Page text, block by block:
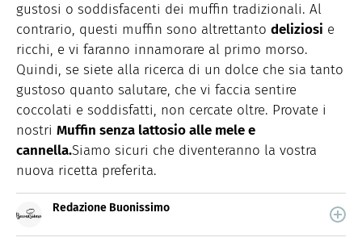
gustosi o soddisfacenti dei muffin tradizionali. Al
contrario, questi muffin sono altrettanto deliziosi e
ricchi, e vi faranno innamorare al primo morso.
Quindi, se siete alla ricerca di un dolce che sia tanto
gustoso quanto salutare, che vi faccia sentire
coccolati e soddisfatti, non cercate oltre. Provate i
nostri Muffin senza lattosio alle mele e
cannella.Siamo sicuri che diventeranno la vostra
nuova ricetta preferita.
Redazione Buonissimo
quale trovi idee veloci, facili e spiegate passo passo.